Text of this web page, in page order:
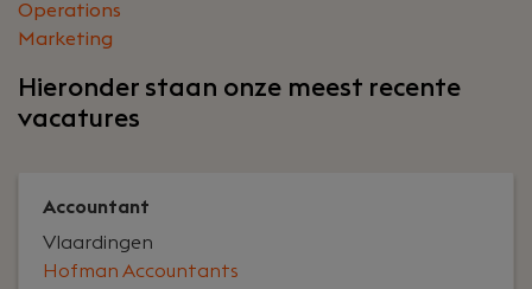
Operations
Marketing
Hieronder staan onze meest recente
vacatures
Accountant
Hofman Accountants
Vlaardingen